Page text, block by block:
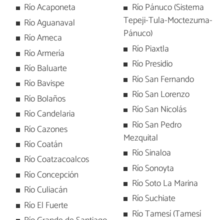
Río Acaponeta
Río Aguanaval
Río Ameca
Río Armería
Río Baluarte
Río Bavispe
Río Bolaños
Río Candelaria
Río Cazones
Río Coatán
Río Coatzacoalcos
Río Concepción
Río Culiacán
Río El Fuerte
Río Pánuco (Sistema
Tepeji-Tula-Moctezuma-
Pánuco)
Río Piaxtla
Río Presidio
Río San Fernando
Río San Lorenzo
Río San Nicolás
Río San Pedro
Mezquital
Río Sinaloa
Río Sonoyta
Río Soto La Marina
Río Suchiate
Río Tamesí (Tamesí